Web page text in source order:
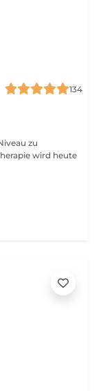
134
zu
wird heute